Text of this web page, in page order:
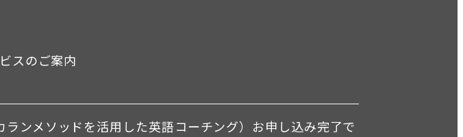
スのご案内
ンメソッドを活用した英語コーチング）お申し込み完了で